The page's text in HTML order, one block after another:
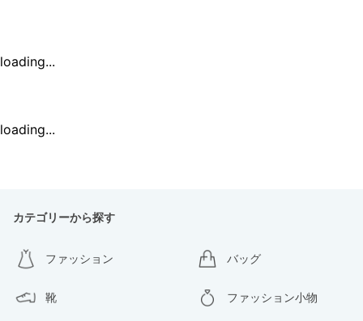
loading...
loading...
カテゴリーから探す
ファッション バッグ
靴 ファッション小物